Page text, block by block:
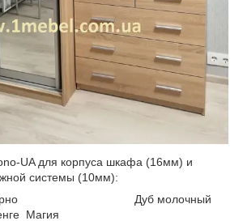
UA для корпуса шкафа (16мм) и
системы (10мм):
Дуб молочный